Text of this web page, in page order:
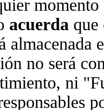
acuerda que
almacenada
no será
ni